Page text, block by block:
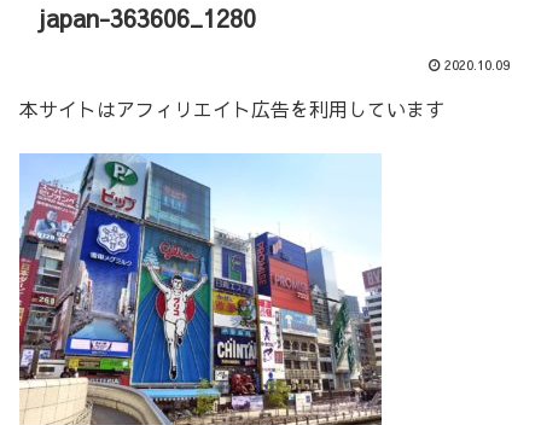
japan-363606_1280
2020.10.09
本サイトはアフィリエイト広告を利用しています